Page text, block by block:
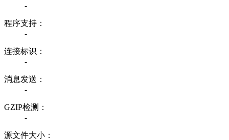
-
程序支持：
-
连接标识：
-
消息发送：
-
GZIP检测：
-
源文件大小：